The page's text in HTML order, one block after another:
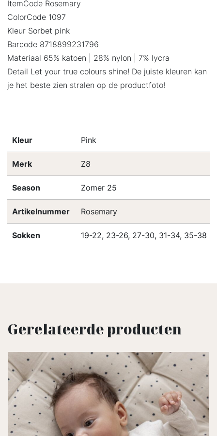
ItemCode Rosemary
ColorCode 1097
Kleur Sorbet pink
Barcode 8718899231796
Materiaal 65% katoen | 28% nylon | 7% lycra
Detail Let your true colours shine! De juiste kleuren kan
je het beste zien stralen op de productfoto!
Kleur Pink
Merk Z8
Season Zomer 25
Artikelnummer Rosemary
Sokken 19-22, 23-26, 27-30, 31-34, 35-38
Gerelateerde producten